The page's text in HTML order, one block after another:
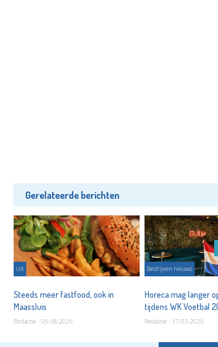
Gerelateerde berichten
Uit
Steeds meer fastfood, ook in
Maassluis
Redactie - 05-08-2026
Bedrijven nieuws
Horeca mag langer
tijdens WK Voetbal
Redactie - 17-03-2026